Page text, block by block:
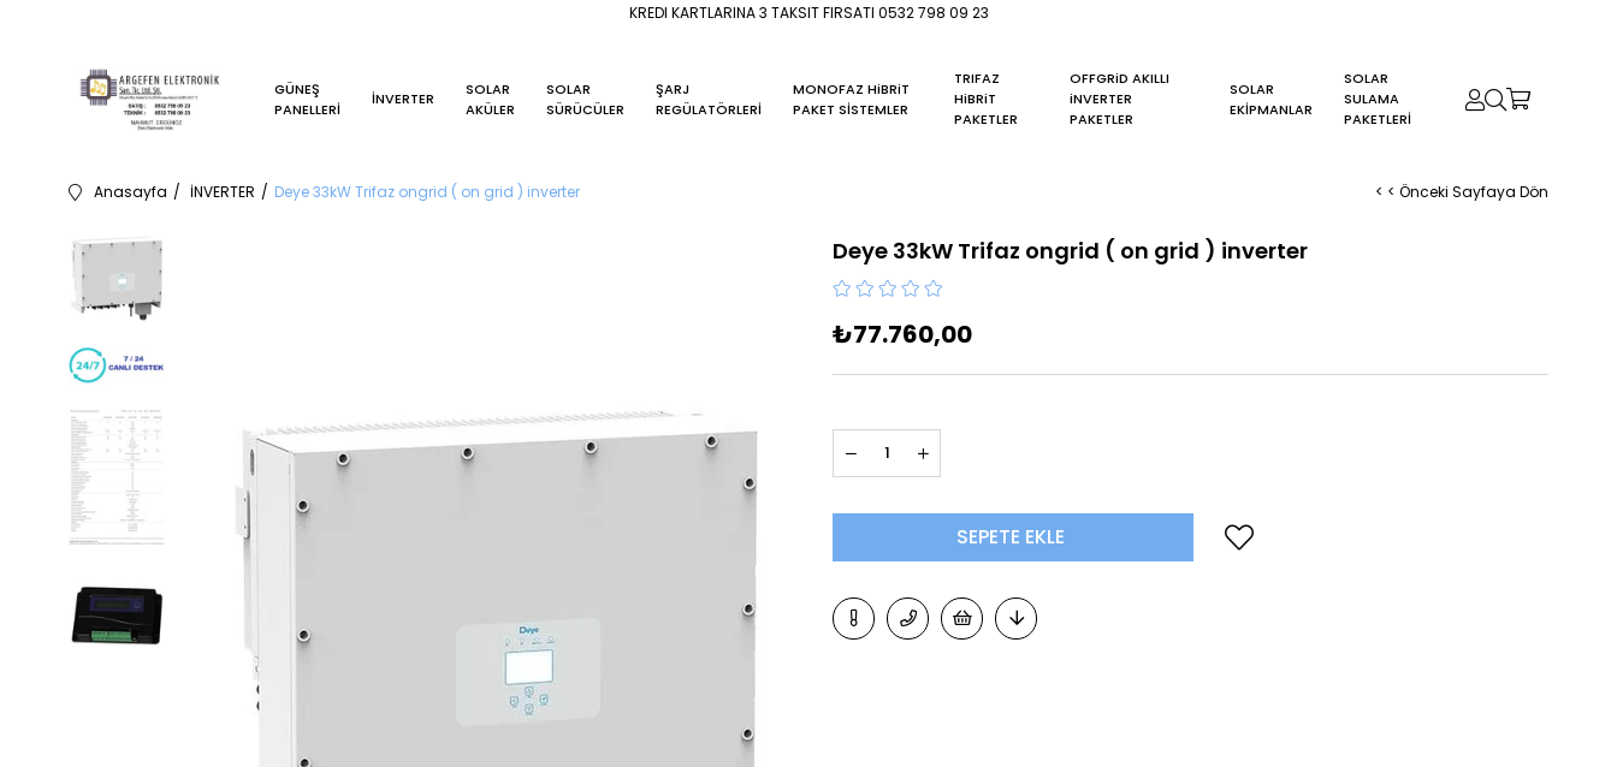
KREDI KARTLARINA 3 TAKSIT FIRSATI 0532 798 09 23
GÜNEŞ
PANELLERİ
İNVERTER
SOLAR
AKÜLER
SOLAR
SÜRÜCÜLER
ŞARJ
REGÜLATÖRLERİ
MONOFAZ HiBRiT
PAKET SİSTEMLER
TRIFAZ
HiBRiT
PAKETLER
OFFGRiD AKILLI
iNVERTER
PAKETLER
SOLAR
EKİPMANLAR
SOLAR
SULAMA
PAKETLERİ
0
Anasayfa İNVERTER Deye 33kW Trifaz ongrid ( on grid ) inverter < < Önceki Sayfaya Dön
Deye 33kW Trifaz ongrid ( on grid ) inverter
₺77.760,00